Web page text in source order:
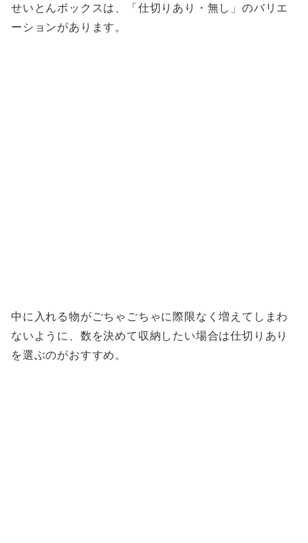
せいとんボックスは、「仕切りあり・無し」のバリエ
ーションがあります。
中に入れる物がごちゃごちゃに際限なく増えてしまわ
ないように、数を決めて収納したい場合は仕切りあり
を選ぶのがおすすめ。